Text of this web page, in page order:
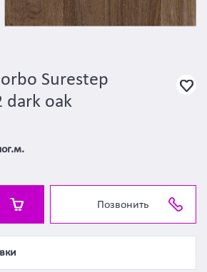
Surestep
dark oak
Позвонить